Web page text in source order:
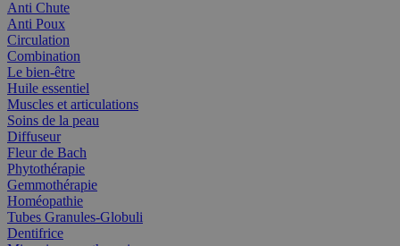
Anti Chute
Anti Poux
Circulation
Combination
Le bien-être
Huile essentiel
Muscles et articulations
Soins de la peau
Diffuseur
Fleur de Bach
Phytothérapie
Gemmothérapie
Homéopathie
Tubes Granules-Globuli
Dentifrice